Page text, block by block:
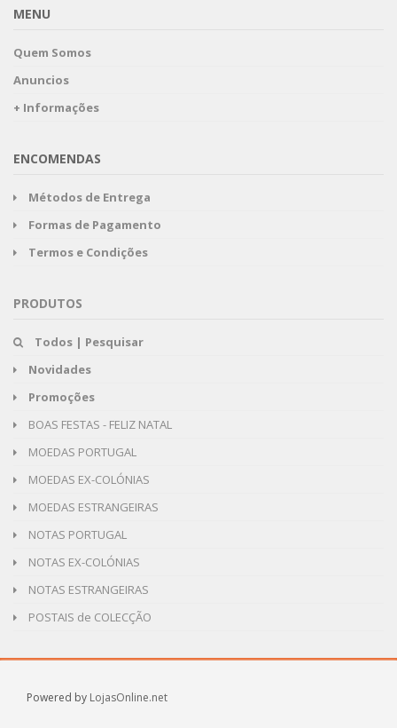
MENU
Quem Somos
Anuncios
+ Informações
ENCOMENDAS
Métodos de Entrega
Formas de Pagamento
Termos e Condições
PRODUTOS
Todos | Pesquisar
Novidades
Promoções
BOAS FESTAS - FELIZ NATAL
MOEDAS PORTUGAL
MOEDAS EX-COLÓNIAS
MOEDAS ESTRANGEIRAS
NOTAS PORTUGAL
NOTAS EX-COLÓNIAS
NOTAS ESTRANGEIRAS
POSTAIS de COLECÇÃO
Powered by LojasOnline.net